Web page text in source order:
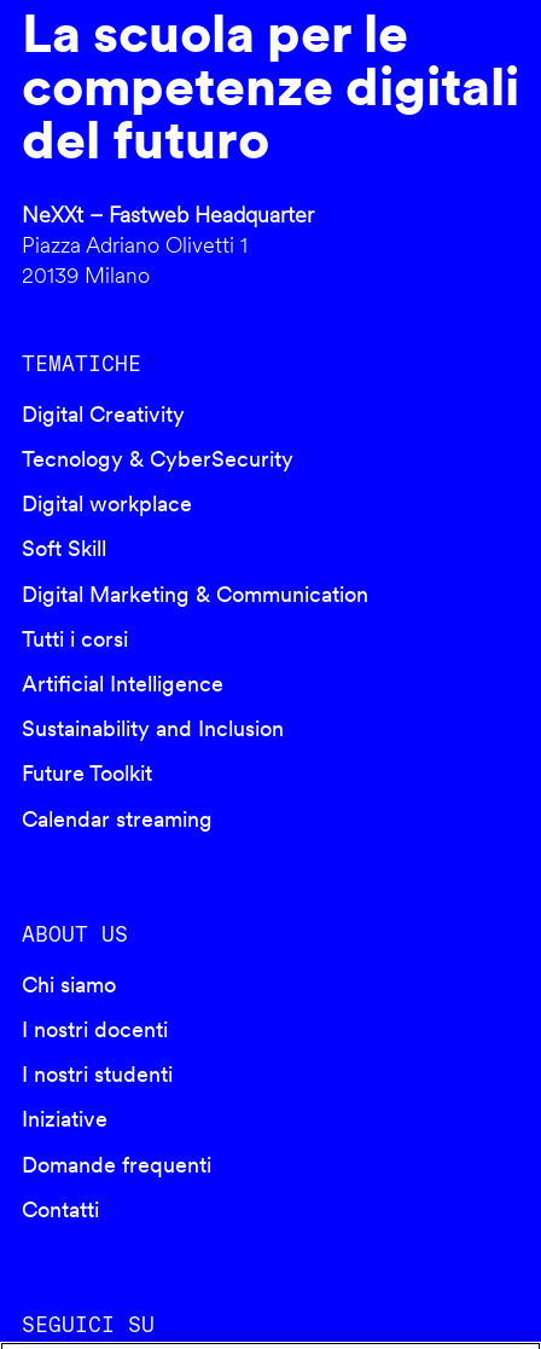
La scuola per le
competenze digitali
del futuro
NeXXt – Fastweb Headquarter
Piazza Adriano Olivetti 1
20139 Milano
TEMATICHE
Digital Creativity
Tecnology & CyberSecurity
Digital workplace
Soft Skill
Digital Marketing & Communication
Tutti i corsi
Artificial Intelligence
Sustainability and Inclusion
Future Toolkit
Calendar streaming
ABOUT US
Chi siamo
I nostri docenti
I nostri studenti
Iniziative
Domande frequenti
Contatti
SEGUICI SU